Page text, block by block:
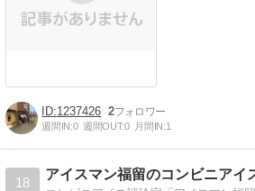
1237426 2
週間IN:0 週間OUT:0 月間IN:1
18
アイスマン福留のコンビニアイ